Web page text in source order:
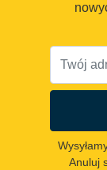
Anuluj